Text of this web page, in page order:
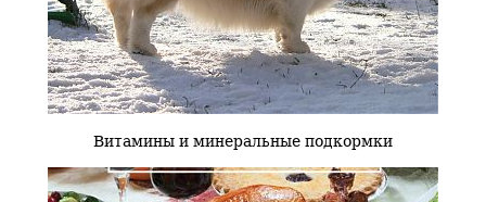
Витамины и минеральные подкормки